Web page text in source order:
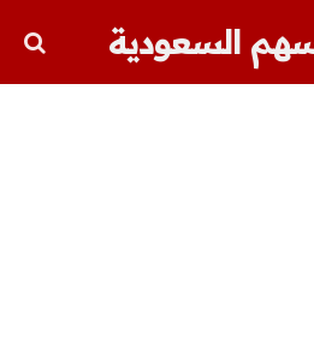
السعودية